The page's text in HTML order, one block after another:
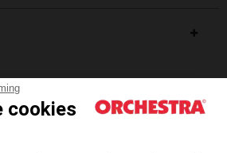
cookies